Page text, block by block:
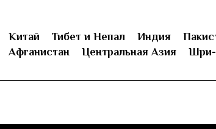
Китай Тибет и Непал Индия
Афганистан
Центральная Азия Шри-